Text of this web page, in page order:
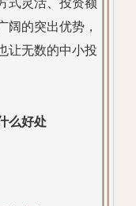
式灵活、投资额
阔的突出优势，
让无数的中小投
么好处